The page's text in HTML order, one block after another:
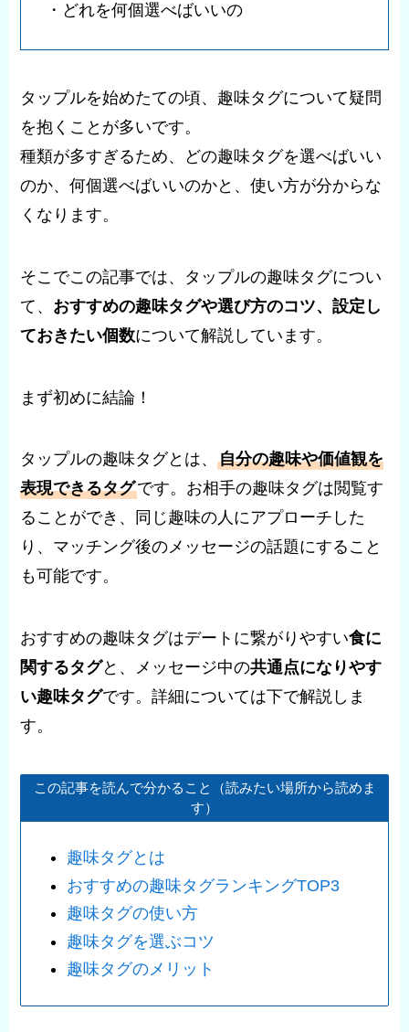
・どれを何個選べばいいの
タップルを始めたての頃、趣味タグについて疑問
を抱くことが多いです。
種類が多すぎるため、どの趣味タグを選べばいい
のか、何個選べばいいのかと、使い方が分からな
くなります。
そこでこの記事では、タップルの趣味タグについ
て、 おすすめの趣味タグや選び方のコツ、設定し
ておきたい個数について解説しています。
まず初めに結論！
タップルの趣味タグとは、自分の趣味や価値観を
表現できるタグです。お相手の趣味タグは閲覧す
ることができ、同じ趣味の人にアプローチした
り、マッチング後のメッセージの話題にすること
も可能です。
おすすめの趣味タグはデートに繋がりやすい食に
関するタグと、メッセージ中の共通点になりやす
い趣味タグです。詳細については下で解説しま
す。
この記事を読んで分かること（読みたい場所から読めま
す）
趣味タグとは
おすすめの趣味タグランキングTOP3
趣味タグの使い方
趣味タグを選ぶコツ
趣味タグのメリット